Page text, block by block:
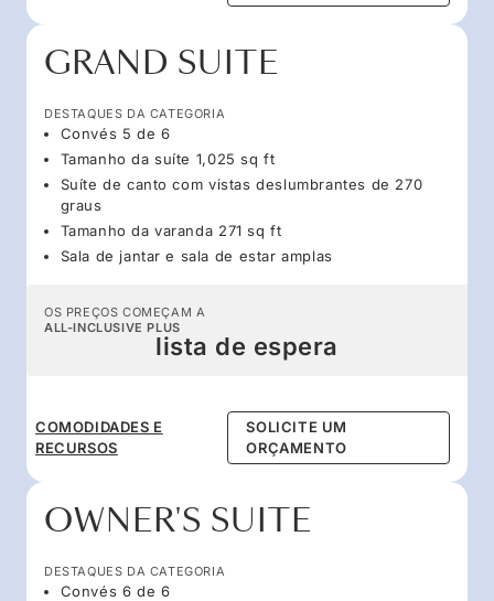
GRAND SUITE
DESTAQUES DA CATEGORIA
Convés 5 de 6
Tamanho da suíte 1,025 sq ft
Suíte de canto com vistas deslumbrantes de 270
graus
Tamanho da varanda 271 sq ft
Sala de jantar e sala de estar amplas
OS PREÇOS COMEÇAM A
ALL-INCLUSIVE PLUS
lista de espera
COMODIDADES E
RECURSOS
SOLICITE UM
ORÇAMENTO
OWNER'S SUITE
DESTAQUES DA CATEGORIA
Convés 6 de 6